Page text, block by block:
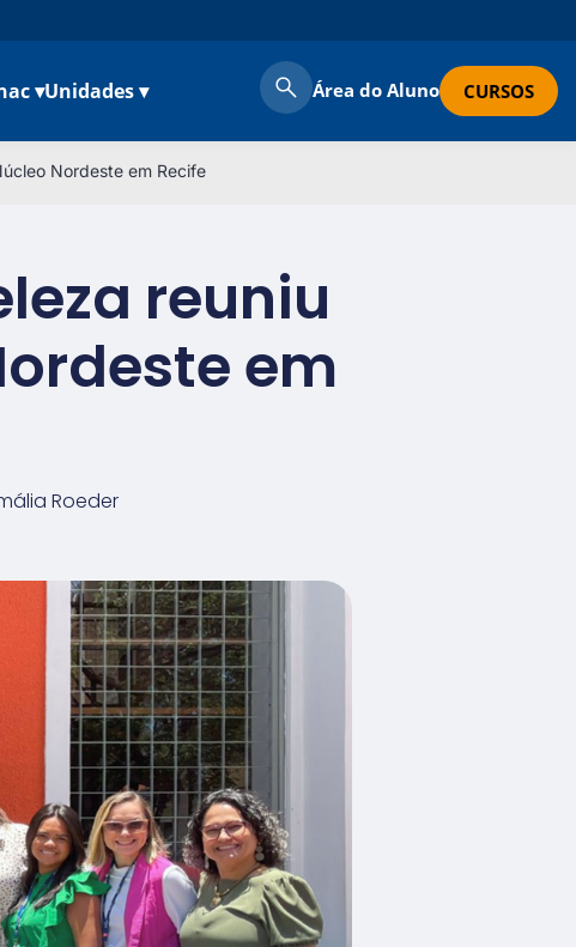
▾Unidades ▾ Área do Aluno CURSOS
Nordeste em Recife
reuniu
em
Roeder